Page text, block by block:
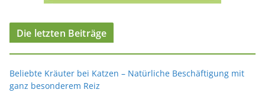
Die letzten Beiträge
Beliebte Kräuter bei Katzen – Natürliche Beschäftigung mit
ganz besonderem Reiz